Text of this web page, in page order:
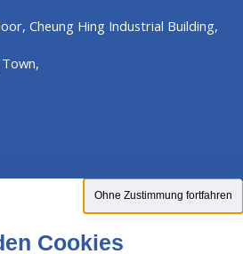
Cheung Hing Industrial Building,
Ohne Zustimmung fortfahren
Cookies